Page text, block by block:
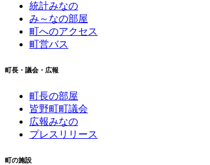
統計みなの
み～なの部屋
町へのアクセス
町営バス
町長・議会・広報
町長の部屋
皆野町町議会
広報みなの
プレスリリース
町の施設